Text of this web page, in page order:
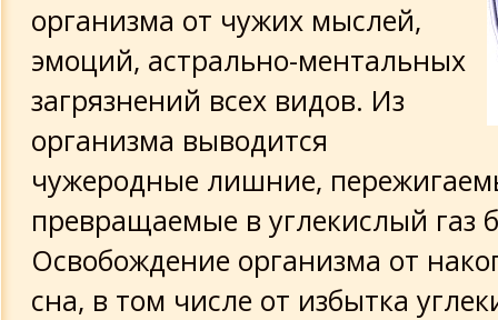
организма от чужих мыслей,
эмоций, астрально-ментальных
загрязнений всех видов. Из
организма выводится
чужеродные лишние,
превращаемые в углекислый газ
Освобождение организма от
сна, в том числе от избытка
Молитва на сон грядущий